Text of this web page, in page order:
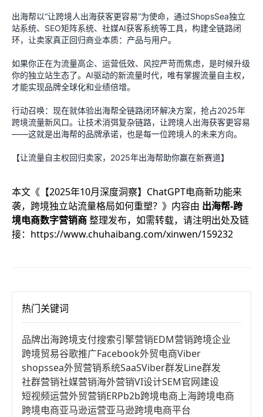
出海帮以“让跨境人出海获客更容易”为使命，通过ShopsSea独立
站系统、SEO矩阵系统、社媒AI获客系统等工具，构建全链路闭
环，让卖家真正回归商业本质：产品与用户。
如果你正在为流量高企、运营低效、风控严苛而焦虑，是时候升级
你的独立站生态了。AI驱动的新流量时代，唯有掌握流量自主权，
才能实现品牌全球化和业绩倍增。
行动召唤：现在就体验出海帮全链路闭环解决方案，抢占2025年
跨境流量新风口。让技术消弭复杂链路，让跨境人出海获客更容易
——这就是出海帮的品牌承诺，也是每一位跨境人的未来方向。
【让流量自主权回归卖家，2025年出海帮助你赢在新赛道】
本文《 【2025年10月深度洞察】ChatGPT电商新功能来
袭，跨境独立站流量格局如何重塑？ 》内容由 出海帮-跨
境电商数字营销商整理发布，如需转载，请注明出处及链
接： https://www.chuhaibang.com/xinwen/159232
热门关键词
品牌出海跨境支付搜索引擎营销EDM营销跨境企业
跨境贸易谷歌推广Facebook外贸电商Viber
shopssea外贸营销系统SaaSViber群发Line群发
社群营销社媒营销海外营销VI设计SEM官网建设
短视频运营外贸营销ERPb2b跨境电商上海跨境电商
跨境电商亚马逊运营亚马逊跨境电商平台